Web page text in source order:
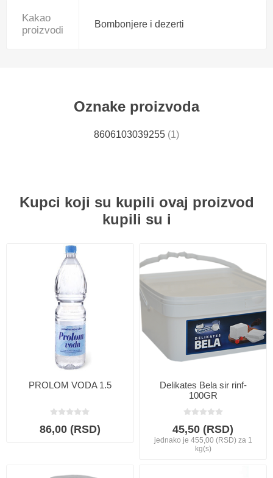
Kakao
proizvodi
Bombonjere i dezerti
Oznake proizvoda
8606103039255 (1)
Kupci koji su kupili ovaj proizvod
kupili su i
PROLOM VODA 1.5
86,00 (RSD)
Delikates Bela sir rinf-
100GR
45,50 (RSD)
jednako je 455,00 (RSD) za 1
kg(s)